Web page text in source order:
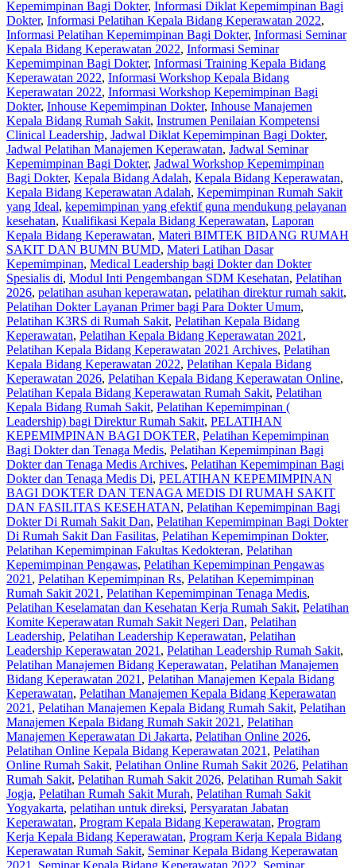
Kepemimpinan Bagi Dokter, Informasi Diklat Kepemimpinan Bagi
Dokter, Informasi Pelatihan Kepala Bidang Keperawatan 2022,
Informasi Pelatihan Kepemimpinan Bagi Dokter, Informasi Seminar
Kepala Bidang Keperawatan 2022, Informasi Seminar
Kepemimpinan Bagi Dokter, Informasi Training Kepala Bidang
Keperawatan 2022, Informasi Workshop Kepala Bidang
Keperawatan 2022, Informasi Workshop Kepemimpinan Bagi
Dokter, Inhouse Kepemimpinan Dokter, Inhouse Manajemen
Kepala Bidang Rumah Sakit, Instrumen Penilaian Kompetensi
Clinical Leadership, Jadwal Diklat Kepemimpinan Bagi Dokter,
Jadwal Pelatihan Manajemen Keperawatan, Jadwal Seminar
Kepemimpinan Bagi Dokter, Jadwal Workshop Kepemimpinan
Bagi Dokter, Kepala Bidang Adalah, Kepala Bidang Keperawatan,
Kepala Bidang Keperawatan Adalah, Kepemimpinan Rumah Sakit
yang Ideal, kepemimpinan yang efektif guna mendukung pelayanan
kesehatan, Kualifikasi Kepala Bidang Keperawatan, Laporan
Kepala Bidang Keperawatan, Materi BIMTEK BIDANG RUMAH
SAKIT DAN BUMN BUMD, Materi Latihan Dasar
Kepemimpinan, Medical Leadership bagi Dokter dan Dokter
Spesialis di, Modul Inti Pengembangan SDM Kesehatan, Pelatihan
2026, pelatihan asuhan keperawatan, pelatihan direktur rumah sakit,
Pelatihan Dokter Layanan Primer bagi Para Dokter Umum,
Pelatihan K3RS di Rumah Sakit, Pelatihan Kepala Bidang
Keperawatan, Pelatihan Kepala Bidang Keperawatan 2021 ,
Pelatihan Kepala Bidang Keperawatan 2021 Archives, Pelatihan
Kepala Bidang Keperawatan 2022, Pelatihan Kepala Bidang
Keperawatan 2026, Pelatihan Kepala Bidang Keperawatan Online,
Pelatihan Kepala Bidang Keperawatan Rumah Sakit, Pelatihan
Kepala Bidang Rumah Sakit, Pelatihan Kepemimpinan (
Leadership) bagi Direktur Rumah Sakit, PELATIHAN
KEPEMIMPINAN BAGI DOKTER, Pelatihan Kepemimpinan
Bagi Dokter dan Tenaga Medis, Pelatihan Kepemimpinan Bagi
Dokter dan Tenaga Medis Archives, Pelatihan Kepemimpinan Bagi
Dokter dan Tenaga Medis Di, PELATIHAN KEPEMIMPINAN
BAGI DOKTER DAN TENAGA MEDIS DI RUMAH SAKIT
DAN FASILITAS KESEHATAN, Pelatihan Kepemimpinan Bagi
Dokter Di Rumah Sakit Dan, Pelatihan Kepemimpinan Bagi Dokter
Di Rumah Sakit Dan Fasilitas, Pelatihan Kepemimpinan Dokter,
Pelatihan Kepemimpinan Fakultas Kedokteran, Pelatihan
Kepemimpinan Pengawas, Pelatihan Kepemimpinan Pengawas
2021 , Pelatihan Kepemimpinan Rs, Pelatihan Kepemimpinan
Rumah Sakit 2021 , Pelatihan Kepemimpinan Tenaga Medis,
Pelatihan Keselamatan dan Kesehatan Kerja Rumah Sakit, Pelatihan
Komite Keperawatan Rumah Sakit Negeri Dan, Pelatihan
Leadership, Pelatihan Leadership Keperawatan, Pelatihan
Leadership Keperawatan 2021 , Pelatihan Leadership Rumah Sakit,
Pelatihan Manajemen Bidang Keperawatan, Pelatihan Manajemen
Bidang Keperawatan 2021 , Pelatihan Manajemen Kepala Bidang
Keperawatan, Pelatihan Manajemen Kepala Bidang Keperawatan
2021 , Pelatihan Manajemen Kepala Bidang Rumah Sakit, Pelatihan
Manajemen Kepala Bidang Rumah Sakit 2021 , Pelatihan
Manajemen Keperawatan Di Jakarta, Pelatihan Online 2026,
Pelatihan Online Kepala Bidang Keperawatan 2021 , Pelatihan
Online Rumah Sakit, Pelatihan Online Rumah Sakit 2026, Pelatihan
Rumah Sakit‎, Pelatihan Rumah Sakit 2026, Pelatihan Rumah Sakit
Jogja, Pelatihan Rumah Sakit Murah, Pelatihan Rumah Sakit
Yogyakarta, pelatihan untuk direksi, Persyaratan Jabatan
Keperawatan, Program Kepala Bidang Keperawatan, Program
Kerja Kepala Bidang Keperawatan, Program Kerja Kepala Bidang
Keperawatan Rumah Sakit, Seminar Kepala Bidang Keperawatan
2021 , Seminar Kepala Bidang Keperawatan 2022, Seminar